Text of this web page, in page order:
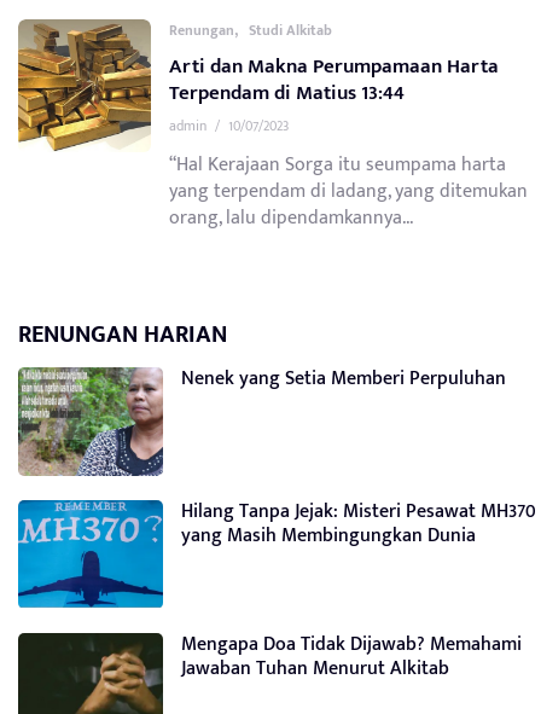
Renungan, Studi Alkitab
Arti dan Makna Perumpamaan Harta
Terpendam di Matius 13:44
admin / 10/07/2023
“Hal Kerajaan Sorga itu seumpama harta
yang terpendam di ladang, yang ditemukan
orang, lalu dipendamkannya...
RENUNGAN HARIAN
Nenek yang Setia Memberi Perpuluhan
Hilang Tanpa Jejak: Misteri Pesawat MH370
yang Masih Membingungkan Dunia
Mengapa Doa Tidak Dijawab? Memahami
Jawaban Tuhan Menurut Alkitab